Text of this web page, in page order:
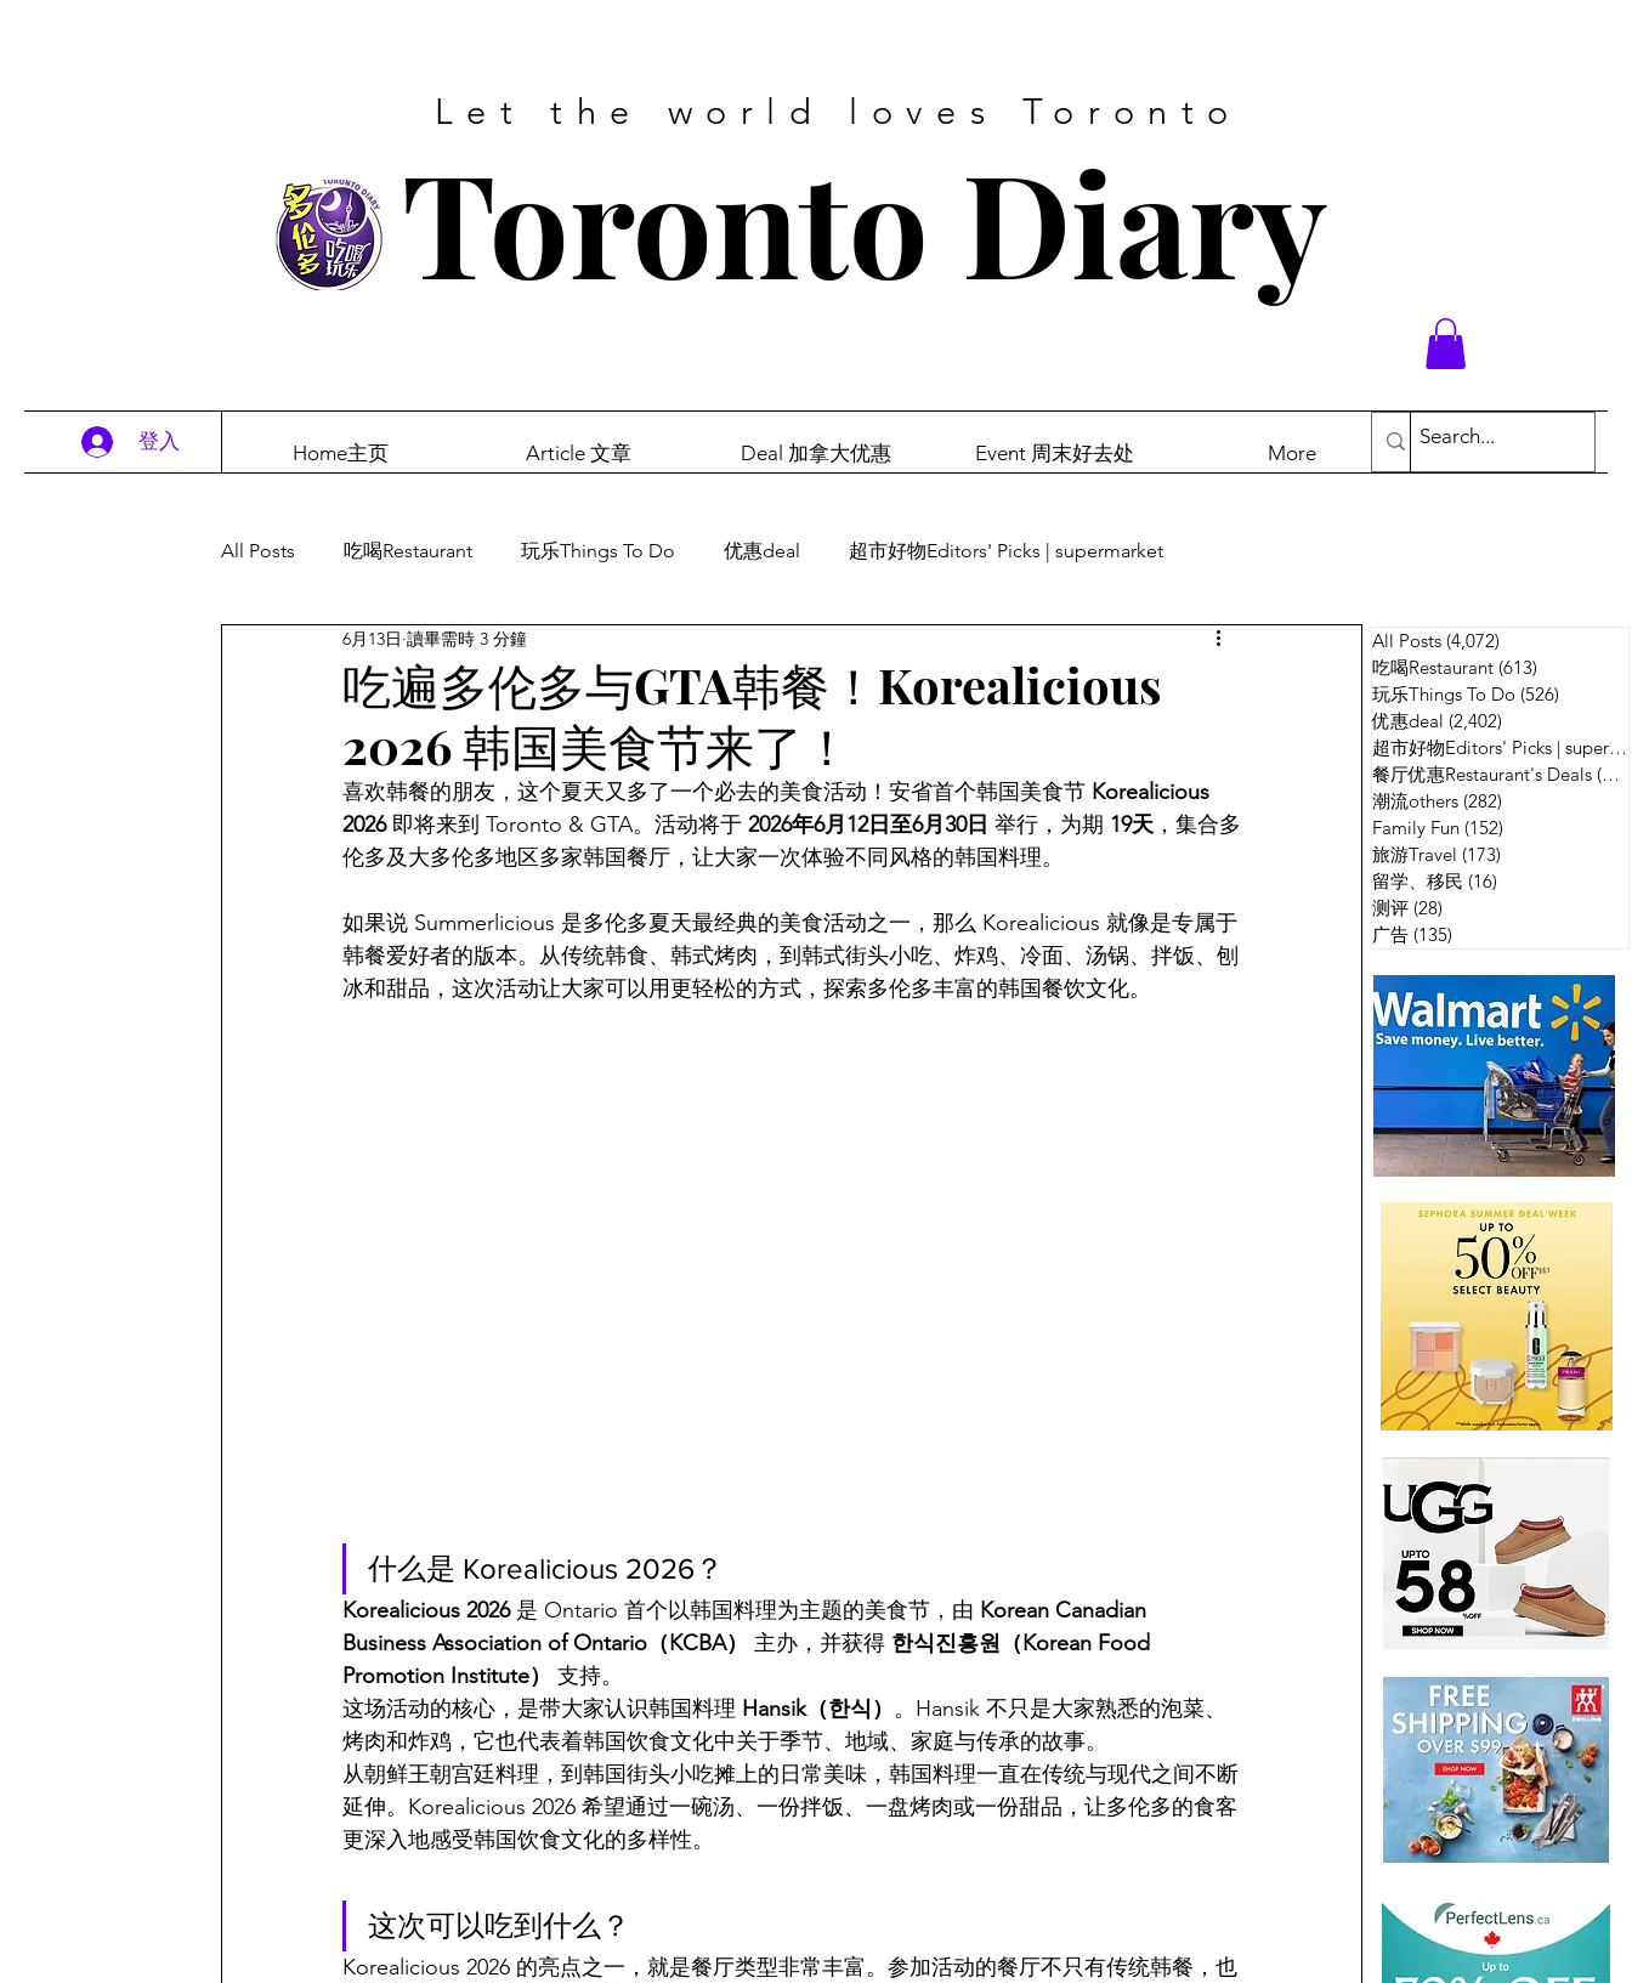
Let the world loves Toronto
Toronto Diary
登入 Home主页 Article 文章 Deal 加拿大优惠 Event 周末好去处 More
All Posts 吃喝Restaurant 玩乐Things To Do 优惠deal 超市好物Editors' Picks | supermarket
餐厅优惠Restaurant's Deals 广告
吃遍多伦多与GTA韩餐！Korealicious
2026 韩国美食节来了！
6月13日 讀畢需時 3 分鐘
喜欢韩餐的朋友，这个夏天又多了一个必去的美食活动！安省首个韩国美食节 Korealicious
2026 即将来到 Toronto & GTA。活动将于 2026年6月12日至6月30日 举行，为期 19天 ，集合多
伦多及大多伦多地区多家韩国餐厅，让大家一次体验不同风格的韩国料理。
如果说 Summerlicious 是多伦多夏天最经典的美食活动之一，那么 Korealicious 就像是专属于
韩餐爱好者的版本。从传统韩食、韩式烤肉，到韩式街头小吃、炸鸡、冷面、汤锅、拌饭、刨
冰和甜品，这次活动让大家可以用更轻松的方式，探索多伦多丰富的韩国餐饮文化。
什么是 Korealicious 2026？
Korealicious 2026 是 Ontario 首个以韩国料理为主题的美食节，由 Korean Canadian
Business Association of Ontario（KCBA）
主办，并获得 한식진흥원（Korean Food
Promotion Institute）
支持。
这场活动的核心，是带大家认识韩国料理 Hansik（한식） 。Hansik 不只是大家熟悉的泡菜、
烤肉和炸鸡，它也代表着韩国饮食文化中关于季节、地域、家庭与传承的故事。
从朝鲜王朝宫廷料理，到韩国街头小吃摊上的日常美味，韩国料理一直在传统与现代之间不断
延伸。Korealicious 2026 希望通过一碗汤、一份拌饭、一盘烤肉或一份甜品，让多伦多的食客
更深入地感受韩国饮食文化的多样性。
这次可以吃到什么？
Korealicious 2026 的亮点之一，就是餐厅类型非常丰富。参加活动的餐厅不只有传统韩餐，也
All Posts (4,072)
吃喝Restaurant (613)
玩乐Things To Do (526)
优惠deal (2,402)
超市好物Editors' Picks | supermarket
餐厅优惠Restaurant's Deals (134)
潮流others (282)
Family Fun (152)
旅游Travel (173)
留学、移民 (16)
测评 (28)
广告 (135)